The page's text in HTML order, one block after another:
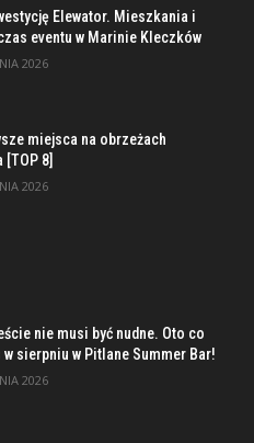
Elewator. Mieszkania i
eventu w Marinie Kleczków
2026
miejsca na obrzeżach
[TOP 8]
2026
nie musi być nudne. Oto co
w sierpniu w Pitlane Summer Bar!
2026